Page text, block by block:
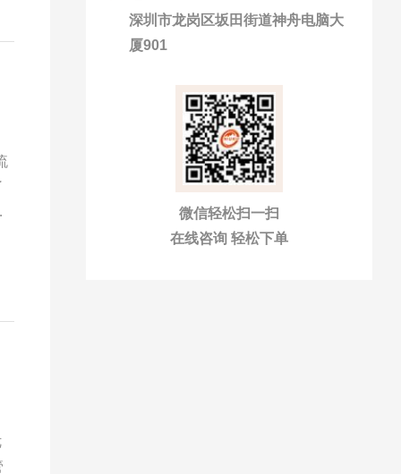
深圳市龙岗区坂田街道神舟电脑大
厦901
微信轻松扫一扫
在线咨询 轻松下单